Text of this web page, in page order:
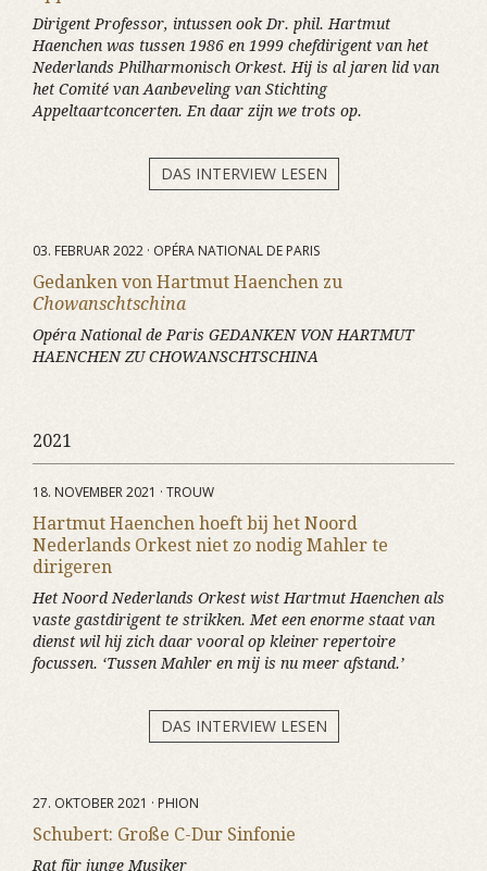
Dirigent Professor, intussen ook Dr. phil. Hartmut
Haenchen was tussen 1986 en 1999 chefdirigent van het
Nederlands Philharmonisch Orkest. Hij is al jaren lid van
het Comité van Aanbeveling van Stichting
Appeltaartconcerten. En daar zijn we trots op.
DAS INTERVIEW LESEN
03. FEBRUAR 2022 · OPÉRA NATIONAL DE PARIS
Gedanken von Hartmut Haenchen zu
Chowanschtschina
Opéra National de Paris GEDANKEN VON HARTMUT
HAENCHEN ZU CHOWANSCHTSCHINA
2021
18. NOVEMBER 2021 · TROUW
Hartmut Haenchen hoeft bij het Noord
Nederlands Orkest niet zo nodig Mahler te
dirigeren
Het Noord Nederlands Orkest wist Hartmut Haenchen als
vaste gastdirigent te strikken. Met een enorme staat van
dienst wil hij zich daar vooral op kleiner repertoire
focussen. ‘Tussen Mahler en mij is nu meer afstand.’
DAS INTERVIEW LESEN
27. OKTOBER 2021 · PHION
Schubert: Große C-Dur Sinfonie
Rat für junge Musiker